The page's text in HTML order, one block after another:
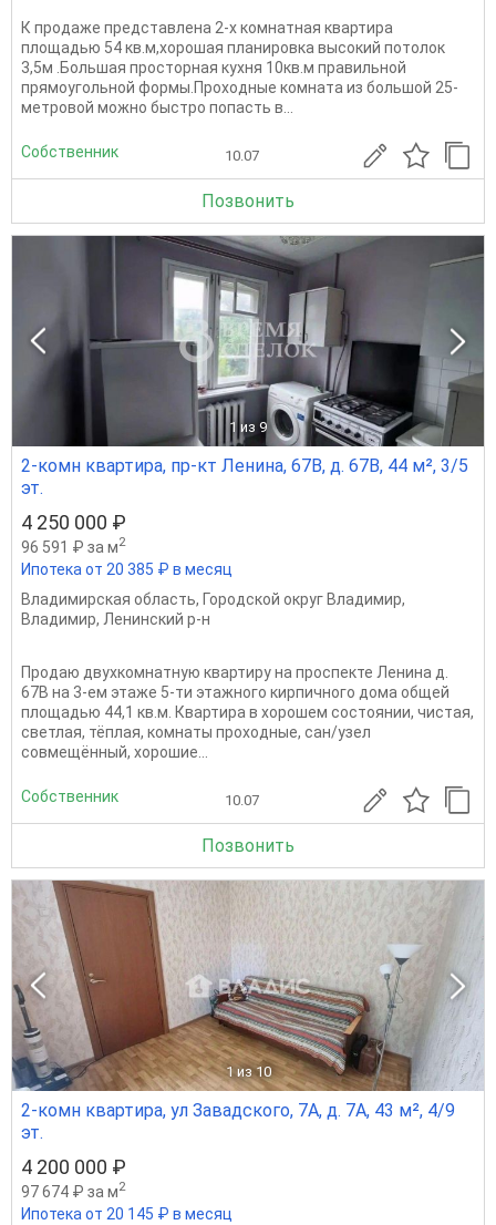
К продаже представлена 2-х комнатная квартира
площадью 54 кв.м,хорошая планировка высокий потолок
3,5м .Большая просторная кухня 10кв.м правильной
прямоугольной формы.Проходные комната из большой 25-
метровой можно быстро попасть в...
Собственник 10.07
Позвонить
1 из 9
2-комн квартира, пр-кт Ленина, 67В, д. 67В, 44 м², 3/5
эт.
4 250 000 ₽
96 591 ₽ за м2
Ипотека от 20 385 ₽ в месяц
Владимирская область, Городской округ Владимир,
Владимир, Ленинский р-н
Продаю двухкомнатную квартиру на проспекте Ленина д.
67В на 3-ем этаже 5-ти этажного кирпичного дома общей
площадью 44,1 кв.м. Квартира в хорошем состоянии, чистая,
светлая, тёплая, комнаты проходные, сан/узел
совмещённый, хорошие...
Собственник 10.07
Позвонить
1 из 10
2-комн квартира, ул Завадского, 7А, д. 7А, 43 м², 4/9
эт.
4 200 000 ₽
97 674 ₽ за м2
Ипотека от 20 145 ₽ в месяц